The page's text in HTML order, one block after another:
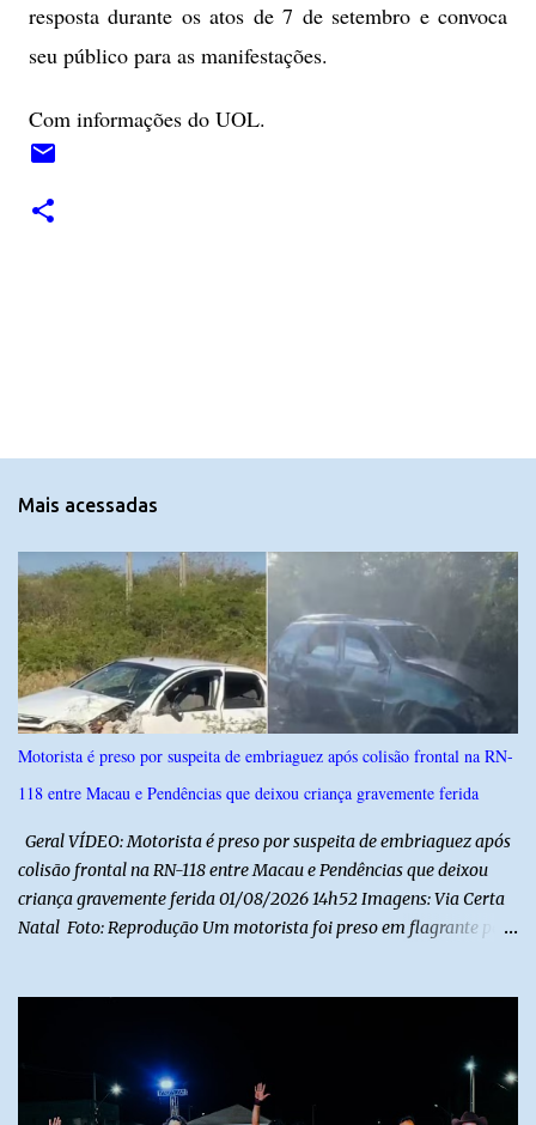
resposta durante os atos de 7 de setembro e convoca
seu público para as manifestações.
Com informações do UOL.
n
r
i
o
s
Mais acessadas
Motorista é preso por suspeita de embriaguez após colisão frontal na RN-
118 entre Macau e Pendências que deixou criança gravemente ferida
Geral VÍDEO: Motorista é preso por suspeita de embriaguez após
colisão frontal na RN-118 entre Macau e Pendências que deixou
criança gravemente ferida 01/08/2026 14h52 Imagens: Via Certa
Natal Foto: Reprodução Um motorista foi preso em flagrante por
Um dos condutores apresentava sinais de embriaguez, foi levado
ao Hospital Regional Tarcísio Maia, em Mossoró, e autuado em